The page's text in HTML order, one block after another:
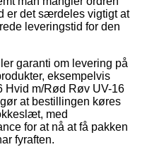
er det særdeles vigtigt at
leveringstid for den
garanti om levering på
eksempelvis
Hvid m/Rød Røv UV-16
at bestillingen køres
med
for at nå at få pakken
fyraften.